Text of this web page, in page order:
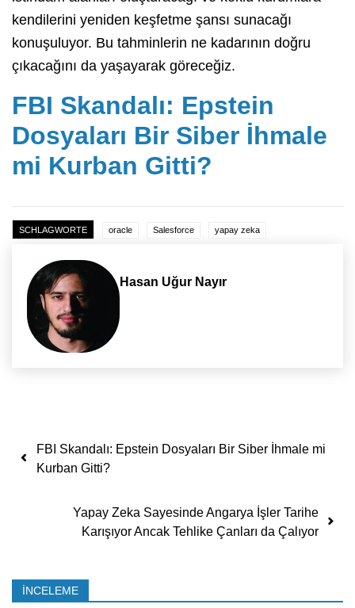
kendilerini yeniden keşfetme şansı sunacağı
konuşuluyor. Bu tahminlerin ne kadarının doğru
çıkacağını da yaşayarak göreceğiz.
FBI Skandalı: Epstein
Dosyaları Bir Siber İhmale
mi Kurban Gitti?
SCHLAGWORTE oracle Salesforce yapay zeka
Hasan Uğur Nayır
Yazı dolaşımı
FBI Skandalı: Epstein Dosyaları Bir Siber İhmale mi
Kurban Gitti?
Yapay Zeka Sayesinde Angarya İşler Tarihe
Karışıyor Ancak Tehlike Çanları da Çalıyor
İNCELEME